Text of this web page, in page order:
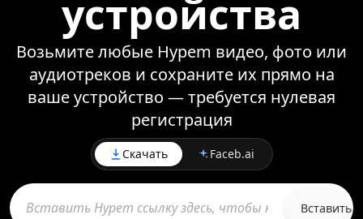
устройства
Возьмите любые Hypem видео, фото или
аудиотреков и сохраните их прямо на
ваше устройство — требуется нулевая
регистрация
Скачать Faceb.ai
Вставить